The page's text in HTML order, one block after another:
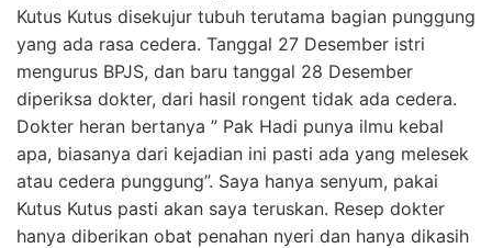
Kutus Kutus disekujur tubuh terutama bagian punggung
yang ada rasa cedera. Tanggal 27 Desember istri
mengurus BPJS, dan baru tanggal 28 Desember
diperiksa dokter, dari hasil rongent tidak ada cedera.
Dokter heran bertanya ” Pak Hadi punya ilmu kebal
apa, biasanya dari kejadian ini pasti ada yang melesek
atau cedera punggung”. Saya hanya senyum, pakai
Kutus Kutus pasti akan saya teruskan. Resep dokter
hanya diberikan obat penahan nyeri dan hanya dikasih